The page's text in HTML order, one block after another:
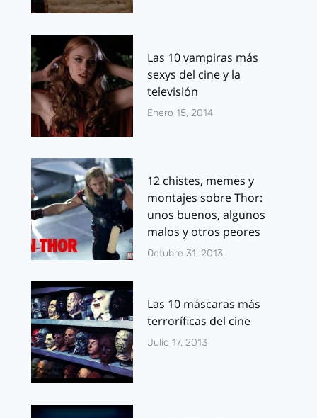
Las 10 vampiras más
sexys del cine y la
televisión
Enero 15, 2014
12 chistes, memes y
montajes sobre Thor:
unos buenos, algunos
malos y otros peores
Octubre 31, 2013
Las 10 máscaras más
terroríficas del cine
Julio 17, 2013